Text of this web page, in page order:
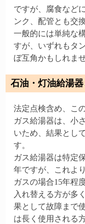
ですが、腐食など
ンク、配管とも交
一般的には単純な
すが、いずれもタ
ぼ互角かもしれませ
石油・灯油給湯
法定点検含め、こ
ガス給湯器は、小
いため、結果とし
す。
ガス給湯器は特定
年ですが、これよ
ガスの場合15年程
入れ替える方が多
果として故障まで
は長く使用される